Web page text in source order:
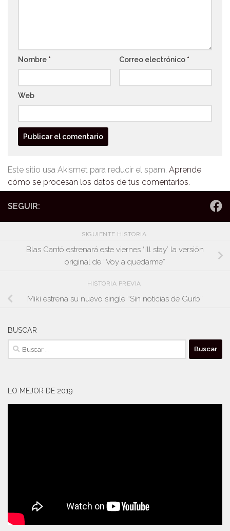
Nombre * Correo electrónico *
Web
Este sitio usa Akismet para reducir el spam. Aprende
cómo se procesan los datos de tus comentarios.
SEGUIR:
SIGUIENTE HISTORIA
Blas Cantó estrenará este viernes ‘I’ll stay’ la versión
original de “Voy a quedarme”
HISTORIA PREVIA
Miki estrena su nuevo single “Sin noticias de Gurb”
BUSCAR
Buscar:
LO MEJOR DE 2019